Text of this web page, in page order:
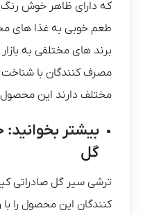
که دارای ظاهر خوش
طعم خوبی به غذا های
برند های مختلفی به
مصرف کنندگان با
مختلف دارند این
بیشتر بخوانید:
گل
ترشی سیر گل صادراتی
کنندگان این محصول را با